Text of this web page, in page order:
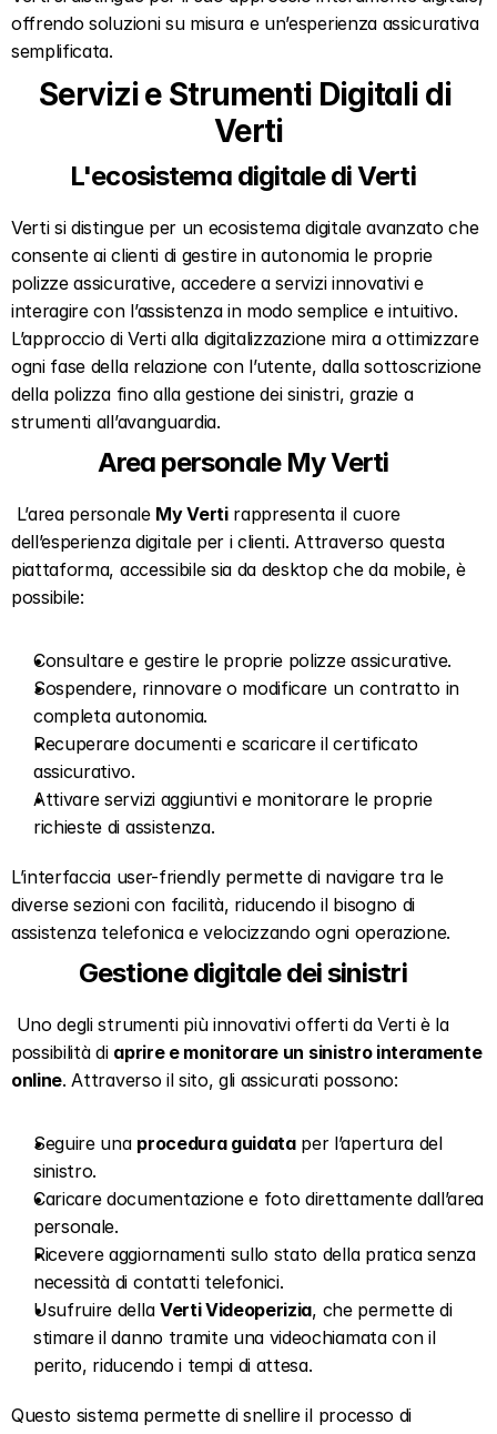
offrendo soluzioni su misura e un’esperienza assicurativa
semplificata.
Servizi e Strumenti Digitali di
Verti
L'ecosistema digitale di Verti
Verti si distingue per un ecosistema digitale avanzato che
consente ai clienti di gestire in autonomia le proprie
polizze assicurative, accedere a servizi innovativi e
interagire con l’assistenza in modo semplice e intuitivo.
L’approccio di Verti alla digitalizzazione mira a ottimizzare
ogni fase della relazione con l’utente, dalla sottoscrizione
della polizza fino alla gestione dei sinistri, grazie a
strumenti all’avanguardia.
Area personale My Verti
L’area personale My Verti rappresenta il cuore
dell’esperienza digitale per i clienti. Attraverso questa
piattaforma, accessibile sia da desktop che da mobile, è
possibile:
Consultare e gestire le proprie polizze assicurative.
Sospendere, rinnovare o modificare un contratto in
completa autonomia.
Recuperare documenti e scaricare il certificato
assicurativo.
Attivare servizi aggiuntivi e monitorare le proprie
richieste di assistenza.
L’interfaccia user-friendly permette di navigare tra le
diverse sezioni con facilità, riducendo il bisogno di
assistenza telefonica e velocizzando ogni operazione.
Gestione digitale dei sinistri
possibilità di aprire e monitorare un sinistro interamente
online. Attraverso il sito, gli assicurati possono:
Seguire una procedura guidata per l’apertura del
sinistro.
Caricare documentazione e foto direttamente dall’area
personale.
Ricevere aggiornamenti sullo stato della pratica senza
necessità di contatti telefonici.
Usufruire della Verti Videoperizia, che permette di
stimare il danno tramite una videochiamata con il
perito, riducendo i tempi di attesa.
Questo sistema permette di snellire il processo di